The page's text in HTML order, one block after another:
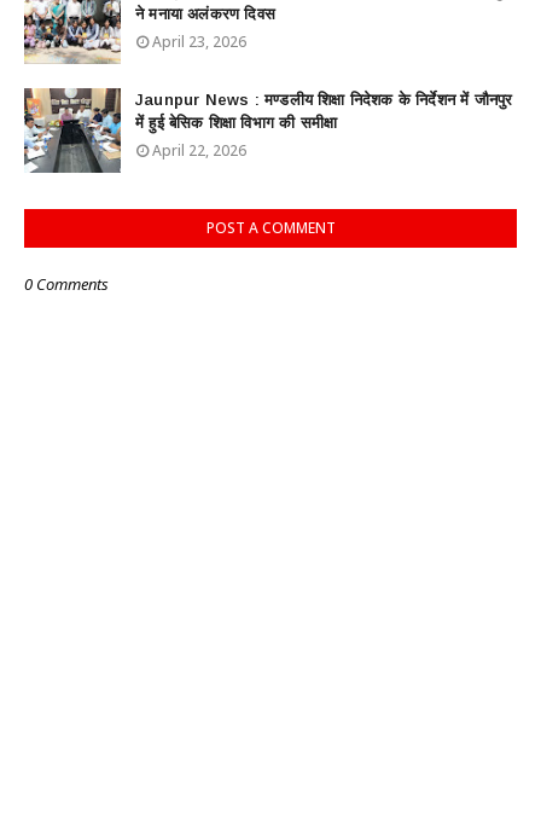
ने मनाया अलंकरण दिवस
April 23, 2026
Jaunpur News : ​मण्डलीय शिक्षा निदेशक के निर्देशन में जौनपुर
में हुई बेसिक शिक्षा विभाग की समीक्षा
April 22, 2026
POST A COMMENT
0 Comments